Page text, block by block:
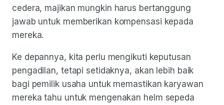
cedera, majikan mungkin harus bertanggung
jawab untuk memberikan kompensasi kepada
mereka.
Ke depannya, kita perlu mengikuti keputusan
pengadilan, tetapi setidaknya, akan lebih baik
bagi pemilik usaha untuk memastikan karyawan
mereka tahu untuk mengenakan helm sepeda